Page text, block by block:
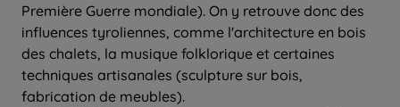
Première Guerre mondiale). On y retrouve donc des
influences tyroliennes, comme l'architecture en bois
des chalets, la musique folklorique et certaines
techniques artisanales (sculpture sur bois,
fabrication de meubles).